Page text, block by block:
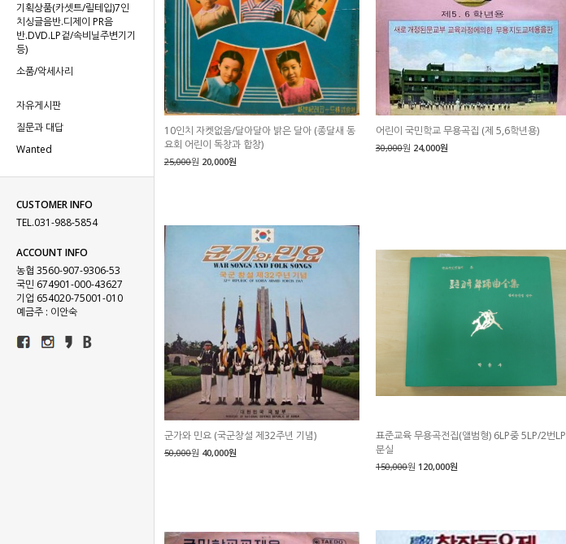
기획상품(카셋트/릴테입)7인
치싱글음반.디제이 PR음
반.DVD.LP겉/속비닐주변기기
등)
소품/악세사리
자유게시판
질문과 대답
Wanted
CUSTOMER INFO
TEL.031-988-5854
ACCOUNT INFO
농협 3560-907-9306-53
국민 674901-000-43627
기업 654020-75001-010
예금주 : 이안숙
10인치 자켓없음/달아달아 밝은 달아 (종달새 동
요회 어린이 독창과 합창)
25,000원 20,000원
어린이 국민학교 무용곡집 (제 5,6학년용)
30,000원 24,000원
군가와 민요 (국군창설 제32주년 기념)
50,000원 40,000원
표준교육 무용곡전집(앨범형) 6LP중 5LP/2번LP
분실
150,000원 120,000원